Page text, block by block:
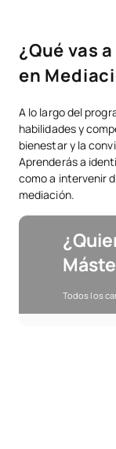
¿Qué vas
en
A lo largo del
habilidades y
bienestar y la
Aprenderás a
como a intervenir
mediación.
Todos los